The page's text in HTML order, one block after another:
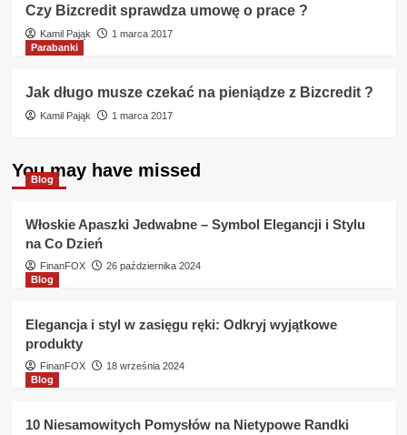
Czy Bizcredit sprawdza umowę o prace ?
Kamil Pająk
1 marca 2017
Parabanki
Jak długo musze czekać na pieniądze z Bizcredit ?
Kamil Pająk 1 marca 2017
You may have missed
Blog
Włoskie Apaszki Jedwabne – Symbol Elegancji i Stylu
na Co Dzień
FinanFOX
26 października 2024
Blog
Elegancja i styl w zasięgu ręki: Odkryj wyjątkowe
produkty
FinanFOX
18 września 2024
Blog
10 Niesamowitych Pomysłów na Nietypowe Randki